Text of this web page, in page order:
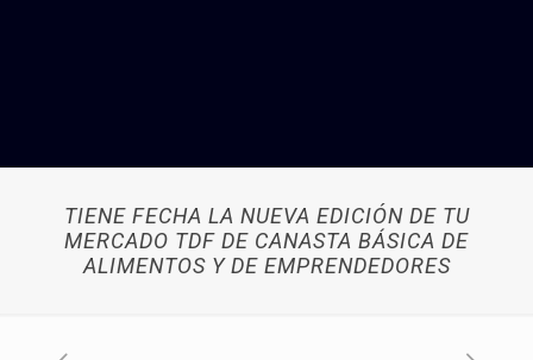
TIENE FECHA LA NUEVA EDICIÓN DE TU
MERCADO TDF DE CANASTA BÁSICA DE
ALIMENTOS Y DE EMPRENDEDORES